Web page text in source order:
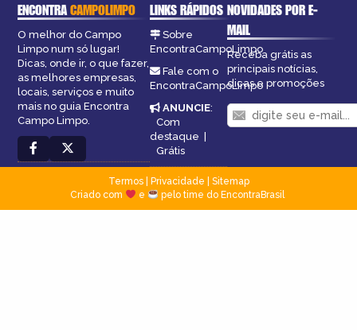
ENCONTRACAMPOLIMPO
O melhor do Campo
Limpo num só lugar!
Dicas, onde ir, o que fazer,
as melhores empresas,
locais, serviços e muito
mais no guia Encontra
Campo Limpo.
LINKS RÁPIDOS
Sobre
EncontraCampoLimpo
Fale com o
EncontraCampoLimpo
ANUNCIE:
Com
destaque |
Grátis
NOVIDADES POR E-
MAIL
Receba grátis as
principais notícias,
dicas e promoções
Termos| Privacidade
Sitemap
Criado com
e pelo time do EncontraBrasil